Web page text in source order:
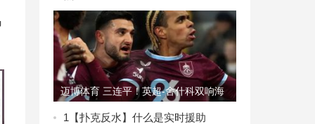
迈博体育 三连平！英超-舍什科双响海
文乌龙送礼 曼联2-2伯
1 【扑克反水】什么是实时援助